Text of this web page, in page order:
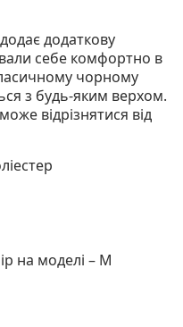
додаткову
себе комфортно в
чорному
з будь-яким верхом.
відрізнятися від
на моделi – М